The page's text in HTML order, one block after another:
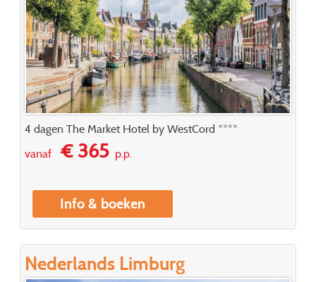
4 dagen The Market Hotel by WestCord ****
vanaf€ 365p.p.
Info & boeken
Nederlands Limburg